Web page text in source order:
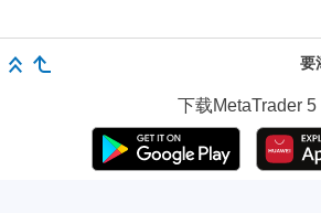
要
下载MetaTrader 5